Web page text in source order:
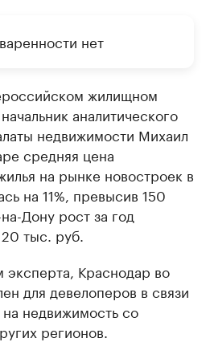
нет
жилищном
аналитического
недвижимости Михаил
средняя цена
на рынке новостроек в
на 11%, превысив 150
Дону рост за год
тыс. руб.
Краснодар во
для девелоперов в связи
недвижимость со
регионов.